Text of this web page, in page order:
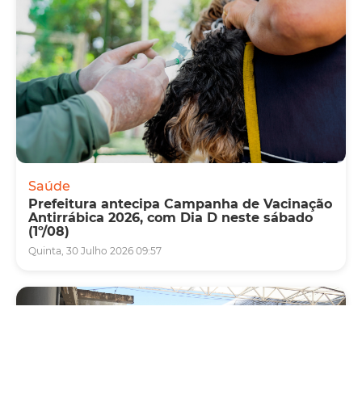
Saúde
Prefeitura antecipa Campanha de Vacinação
Antirrábica 2026, com Dia D neste sábado
(1º/08)
Quinta, 30 Julho 2026 09:57